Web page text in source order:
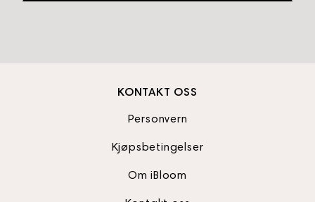
KONTAKT OSS
Personvern
Kjøpsbetingelser
Om iBloom